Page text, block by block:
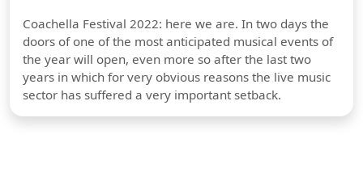
Coachella Festival 2022: here we are. In two days the
doors of one of the most anticipated musical events of
the year will open, even more so after the last two
years in which for very obvious reasons the live music
sector has suffered a very important setback.